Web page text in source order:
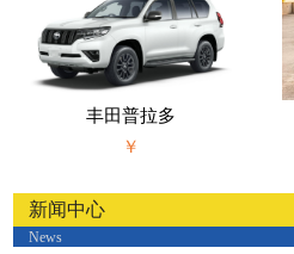
丰田普拉多
￥
新闻中心
News